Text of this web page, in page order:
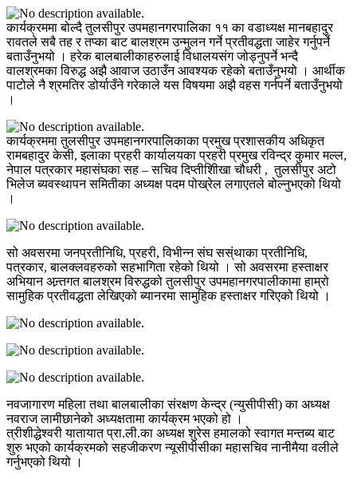
कार्यक्रममा बोल्दै तुलसीपुर उपमहानगरपालिका ११ का वडाध्यक्ष मानबहादुर
रावतले सबै तह र तप्का बाट बालश्रम उन्मुलन गर्ने प्रतीवद्धता जाहेर गर्नुपर्ने
बताउँनुभयो । हरेक बालबालीकाहरुलाई विधालयसंग जोड्नुपर्ने भन्दै
वालश्रमका विरुद्ध अझै आवाज उठाउँन आवश्यक रहेको बताउँनुभयो । आर्थीक
पाटोले नै श्रमतिर डोर्याउँने गरेकाले यस विषयमा अझै वहस गर्नपर्ने बताउँनुभयो
।
कार्यक्रममा तुलसीपुर उपमहानगरपालिकाका प्रमुख प्रशासकीय अधिकृत
रामबहादुर केसी, इलाका प्रहरी कार्यालयका प्रहरी प्रमुख रविन्द्र कुमार मल्ल,
नेपाल पत्रकार महासंघका सह – सचिव दिप्तीशिीखा चौधरी , तुलसीपुर अटो
भिलेज ब्यवस्थापन समितीका अध्यक्ष पदम पोख्रेल लगाएतले बोल्नुभएको थियो
।
सो अवसरमा जनप्रतीनिधि, प्रहरी, विभीन्न संघ सस्ंथाका प्रतीनिधि,
पत्रकार, बालक्लवहरुको सहभागिता रहेको थियो । सो अवसरमा हस्ताक्षर
अभियान अन्र्तगत बालश्रम विरुद्धको तुलसीपुर उपमहानगरपालीकामा हाम्रो
सामुहिक प्रतीवद्धता लेखिएको ब्यानरमा सामुहिक हस्ताक्षर गरिएको थियो ।
नवजागारण महिला तथा बालबालीका संरक्षण केन्द्र (न्युसीपीसी) का अध्यक्ष
नवराज लामीछानेको अध्यक्षतामा कार्यक्रम भएको हो ।
त्रीशीद्धेश्वरी यातायात प्रा.ली.का अध्यक्ष शुरेस हमालको स्वागत मन्तब्य बाट
शुरु भएको कार्यक्रमको सहजीकरण न्यूसीपीसीका महासचिव नानीमैया वलीले
गर्नुभएको थियो ।